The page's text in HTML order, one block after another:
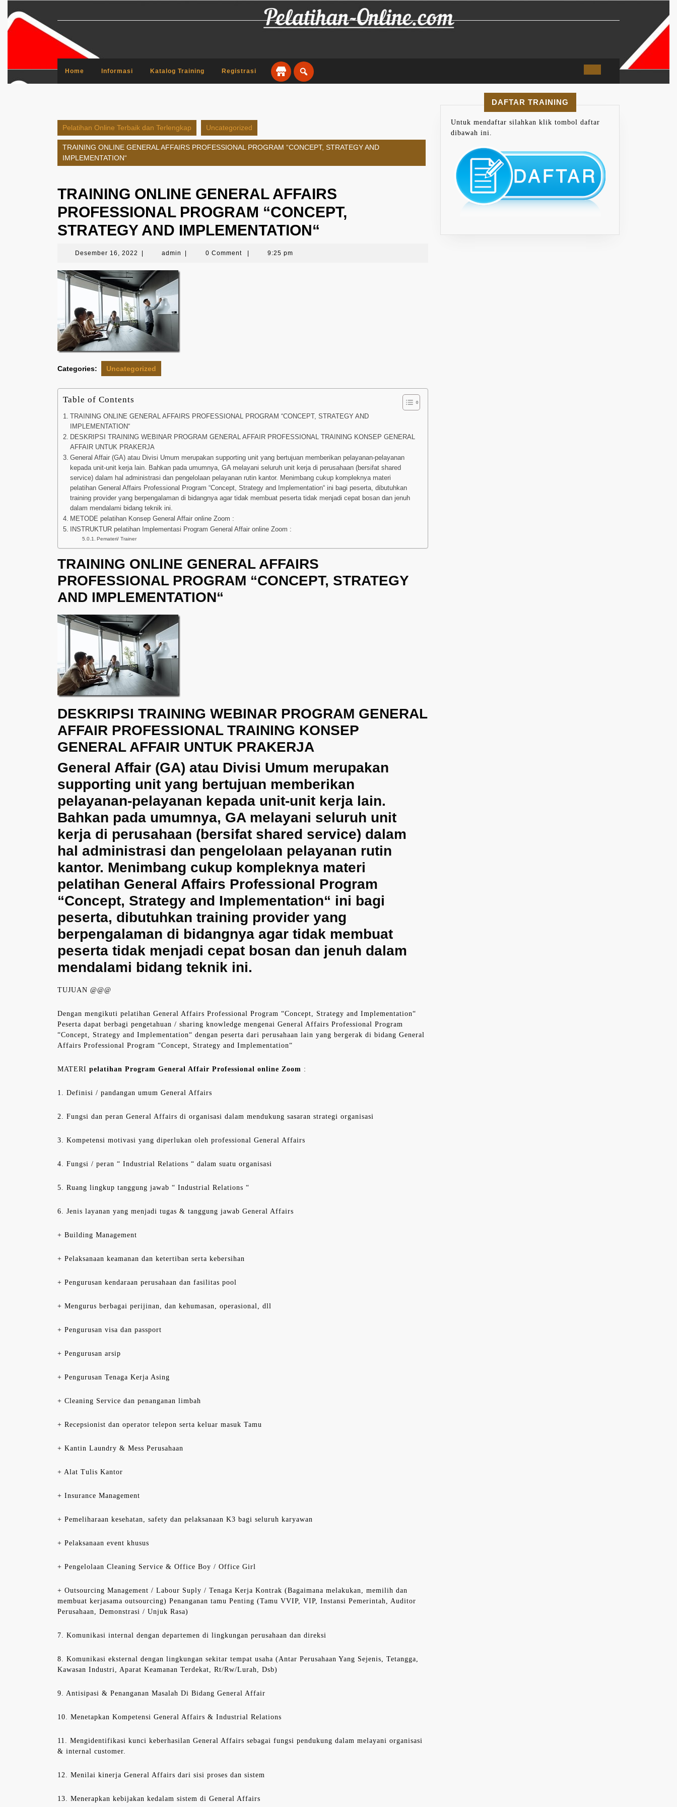
to
content
Home Informasi Katalog Training Registrasi
Pelatihan Online Terbaik dan Terlengkap Uncategorized
TRAINING ONLINE GENERAL AFFAIRS PROFESSIONAL PROGRAM “CONCEPT, STRATEGY AND
IMPLEMENTATION“
TRAINING ONLINE GENERAL AFFAIRS
PROFESSIONAL PROGRAM “CONCEPT,
STRATEGY AND IMPLEMENTATION“
Desember 16, 2022 Desember
2022
admin admin 0 Comment 9:25 pm
Categories: Uncategorized
Table of Contents
TRAINING ONLINE GENERAL AFFAIRS PROFESSIONAL PROGRAM “CONCEPT, STRATEGY AND
IMPLEMENTATION“
DESKRIPSI TRAINING WEBINAR PROGRAM GENERAL AFFAIR PROFESSIONAL TRAINING KONSEP GENERAL
AFFAIR UNTUK PRAKERJA
General Affair (GA) atau Divisi Umum merupakan supporting unit yang bertujuan memberikan pelayanan-pelayanan
kepada unit-unit kerja lain. Bahkan pada umumnya, GA melayani seluruh unit kerja di perusahaan (bersifat shared
service) dalam hal administrasi dan pengelolaan pelayanan rutin kantor. Menimbang cukup kompleknya materi
pelatihan General Affairs Professional Program “Concept, Strategy and Implementation“ ini bagi peserta, dibutuhkan
training provider yang berpengalaman di bidangnya agar tidak membuat peserta tidak menjadi cepat bosan dan jenuh
dalam mendalami bidang teknik ini.
METODE pelatihan Konsep General Affair online Zoom :
INSTRUKTUR pelatihan Implementasi Program General Affair online Zoom :
Pemateri/ Trainer
TRAINING ONLINE GENERAL AFFAIRS
PROFESSIONAL PROGRAM “CONCEPT, STRATEGY
AND IMPLEMENTATION“
DESKRIPSI TRAINING WEBINAR PROGRAM GENERAL
AFFAIR PROFESSIONAL TRAINING KONSEP
GENERAL AFFAIR UNTUK PRAKERJA
General Affair (GA) atau Divisi Umum merupakan
supporting unit yang bertujuan memberikan
pelayanan-pelayanan kepada unit-unit kerja lain.
Bahkan pada umumnya, GA melayani seluruh unit
kerja di perusahaan (bersifat shared service) dalam
hal administrasi dan pengelolaan pelayanan rutin
kantor. Menimbang cukup kompleknya materi
pelatihan General Affairs Professional Program
“Concept, Strategy and Implementation“ ini bagi
peserta, dibutuhkan training provider yang
berpengalaman di bidangnya agar tidak membuat
peserta tidak menjadi cepat bosan dan jenuh dalam
mendalami bidang teknik ini.
TUJUAN @@@
Dengan mengikuti pelatihan General Affairs Professional Program “Concept, Strategy and Implementation“
Peserta dapat berbagi pengetahuan / sharing knowledge mengenai General Affairs Professional Program
“Concept, Strategy and Implementation“ dengan peserta dari perusahaan lain yang bergerak di bidang General
Affairs Professional Program “Concept, Strategy and Implementation“
MATERI pelatihan Program General Affair Professional online Zoom :
1. Definisi / pandangan umum General Affairs
2. Fungsi dan peran General Affairs di organisasi dalam mendukung sasaran strategi organisasi
3. Kompetensi motivasi yang diperlukan oleh professional General Affairs
4. Fungsi / peran “ Industrial Relations “ dalam suatu organisasi
5. Ruang lingkup tanggung jawab “ Industrial Relations “
6. Jenis layanan yang menjadi tugas & tanggung jawab General Affairs
+ Building Management
+ Pelaksanaan keamanan dan ketertiban serta kebersihan
+ Pengurusan kendaraan perusahaan dan fasilitas pool
+ Mengurus berbagai perijinan, dan kehumasan, operasional, dll
+ Pengurusan visa dan passport
+ Pengurusan arsip
+ Pengurusan Tenaga Kerja Asing
+ Cleaning Service dan penanganan limbah
+ Recepsionist dan operator telepon serta keluar masuk Tamu
+ Kantin Laundry & Mess Perusahaan
+ Alat Tulis Kantor
+ Insurance Management
+ Pemeliharaan kesehatan, safety dan pelaksanaan K3 bagi seluruh karyawan
+ Pelaksanaan event khusus
+ Pengelolaan Cleaning Service & Office Boy / Office Girl
+ Outsourcing Management / Labour Suply / Tenaga Kerja Kontrak (Bagaimana melakukan, memilih dan
membuat kerjasama outsourcing) Penanganan tamu Penting (Tamu VVIP, VIP, Instansi Pemerintah, Auditor
Perusahaan, Demonstrasi / Unjuk Rasa)
7. Komunikasi internal dengan departemen di lingkungan perusahaan dan direksi
8. Komunikasi eksternal dengan lingkungan sekitar tempat usaha (Antar Perusahaan Yang Sejenis, Tetangga,
Kawasan Industri, Aparat Keamanan Terdekat, Rt/Rw/Lurah, Dsb)
9. Antisipasi & Penanganan Masalah Di Bidang General Affair
10. Menetapkan Kompetensi General Affairs & Industrial Relations
11. Mengidentifikasi kunci keberhasilan General Affairs sebagai fungsi pendukung dalam melayani organisasi
& internal customer.
12. Menilai kinerja General Affairs dari sisi proses dan sistem
13. Menerapkan kebijakan kedalam sistem di General Affairs
DAFTAR TRAINING
Untuk mendaftar silahkan klik tombol daftar
dibawah ini.